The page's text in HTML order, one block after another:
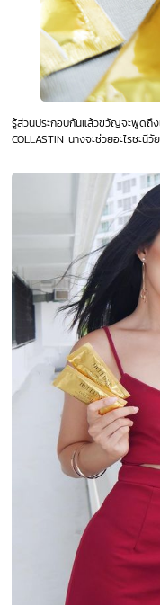
รู้ส่วนประกอบกันแล้วขวัญจะพูดถึ
COLLASTINนางจะช่วยอะไรชะนี